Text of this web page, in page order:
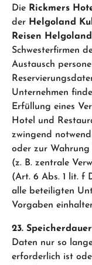
Die Rickmers
der Helgoland
Reisen
Schwesterfirmen
Austausch
Unternehmen
Erfüllung eines
Hotel und
zwingend
oder zur Wahrung
(z. B. zentrale
(Art. 6 Abs. 1 lit. f
alle beteiligten
Vorgaben
23. Speicherdauer
Daten nur so
erforderlich ist